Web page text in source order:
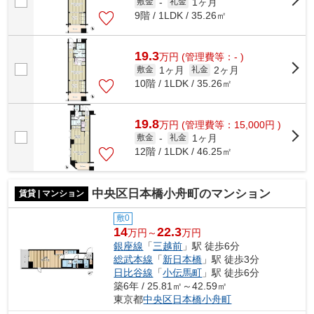
9階 / 1LDK / 35.26㎡
19.3万円 (管理費等：- )
敷金 1ヶ月 礼金
2ヶ月
10階 / 1LDK / 35.26㎡
19.8万円 (管理費等：15,000円 )
敷金 - 礼金
1ヶ月
12階 / 1LDK / 46.25㎡
賃貸 | マンション 中央区日本橋小舟町のマンション
敷0
14万円～22.3万円
銀座線 「三越前 」駅 徒歩6分
総武本線 「新日本橋 」駅 徒歩3分
日比谷線 「小伝馬町 」駅 徒歩6分
築6年 / 25.81㎡～42.59㎡
東京都中央区日本橋小舟町